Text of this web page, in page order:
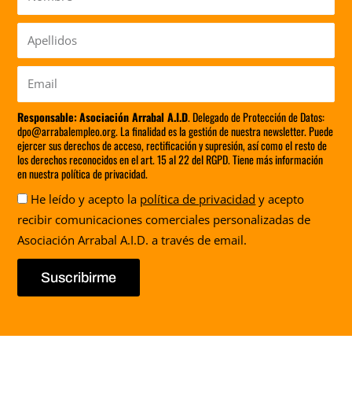
Apellidos
Email
Responsable: Asociación Arrabal A.I.D. Delegado de Protección de Datos:
dpo@arrabalempleo.org. La finalidad es la gestión de nuestra newsletter. Puede
ejercer sus derechos de acceso, rectificación y supresión, así como el resto de
los derechos reconocidos en el art. 15 al 22 del RGPD. Tiene más información
en nuestra política de privacidad.
Aceptación
He leído y acepto la política de privacidad y acepto
recibir comunicaciones comerciales personalizadas de
Asociación Arrabal A.I.D. a través de email.
Suscribirme